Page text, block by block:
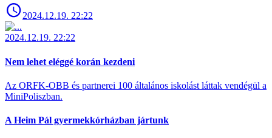
2024.12.19. 22:22
2024.12.19. 22:22
Nem lehet eléggé korán kezdeni
Az ORFK-OBB és partnerei 100 általános iskolást láttak vendégül a
MiniPoliszban.
A Heim Pál gyermekkórházban jártunk